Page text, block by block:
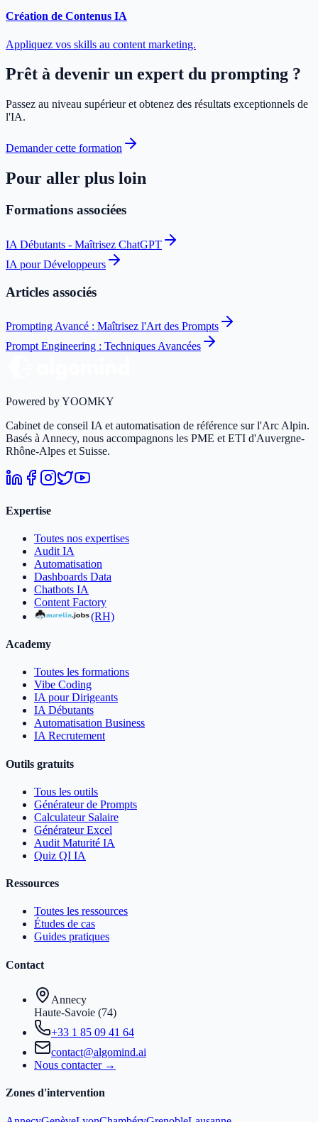
Création de Contenus IA
Appliquez vos skills au content marketing.
Prêt à devenir un expert du prompting ?
Passez au niveau supérieur et obtenez des résultats exceptionnels de
l'IA.
Demander cette formation
Pour aller plus loin
Formations associées
IA Débutants - Maîtrisez ChatGPT
IA pour Développeurs
Articles associés
Prompting Avancé : Maîtrisez l'Art des Prompts
Prompt Engineering : Techniques Avancées
Powered by YOOMKY
Cabinet de conseil IA et automatisation de référence sur l'Arc Alpin.
Basés à Annecy, nous accompagnons les PME et ETI d'Auvergne-
Rhône-Alpes et Suisse.
Expertise
Toutes nos expertises
Audit IA
Automatisation
Dashboards Data
Chatbots IA
Content Factory
(RH)
Academy
Toutes les formations
Vibe Coding
IA pour Dirigeants
IA Débutants
Automatisation Business
IA Recrutement
Outils gratuits
Tous les outils
Générateur de Prompts
Calculateur Salaire
Générateur Excel
Audit Maturité IA
Quiz QI IA
Ressources
Toutes les ressources
Études de cas
Guides pratiques
Contact
Annecy
Haute-Savoie (74)
+33 1 85 09 41 64
contact@algomind.ai
Nous contacter →
Zones d'intervention